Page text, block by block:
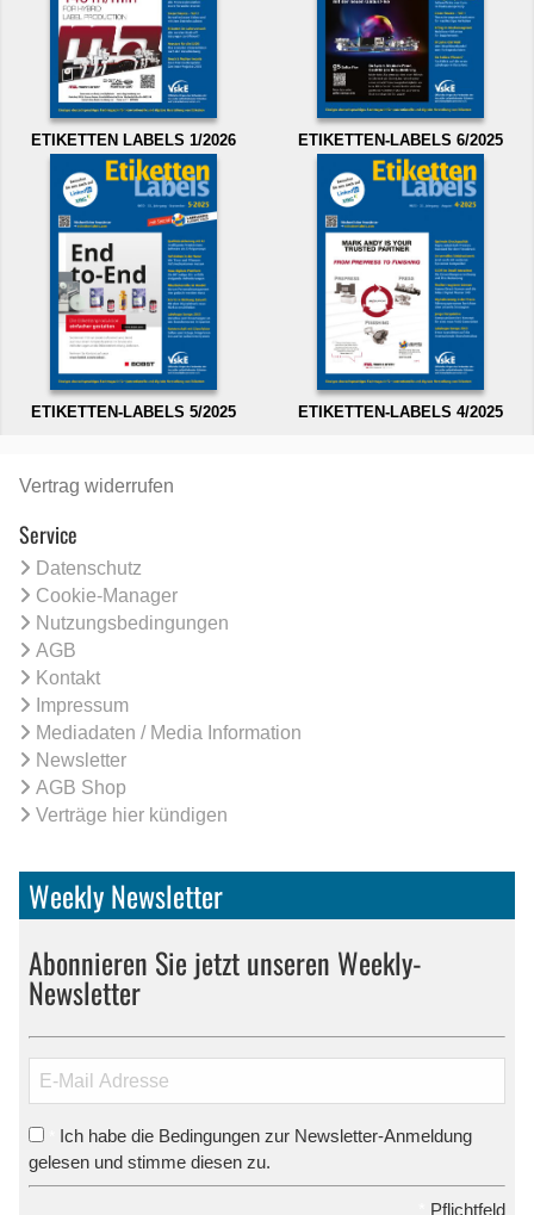
ETIKETTEN LABELS 1/2026 ETIKETTEN-LABELS 6/2025
ETIKETTEN-LABELS 5/2025 ETIKETTEN-LABELS 4/2025
Vertrag widerrufen
Service
Datenschutz
Cookie-Manager
Nutzungsbedingungen
AGB
Kontakt
Impressum
Mediadaten / Media Information
Newsletter
AGB Shop
Verträge hier kündigen
Weekly Newsletter
Abonnieren Sie jetzt unseren Weekly-
Newsletter
Ich habe die Bedingungen zur Newsletter-Anmeldung
gelesen und stimme diesen zu.
Pflichtfeld